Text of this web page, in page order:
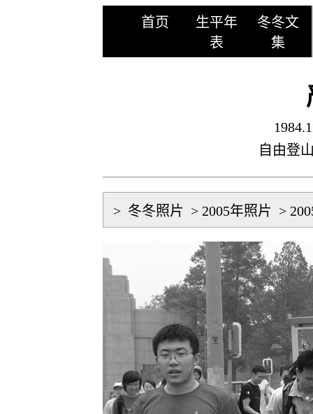
首页
生平年
表
冬冬文
集
自由登
> 冬冬照片 > 2005年照片 >